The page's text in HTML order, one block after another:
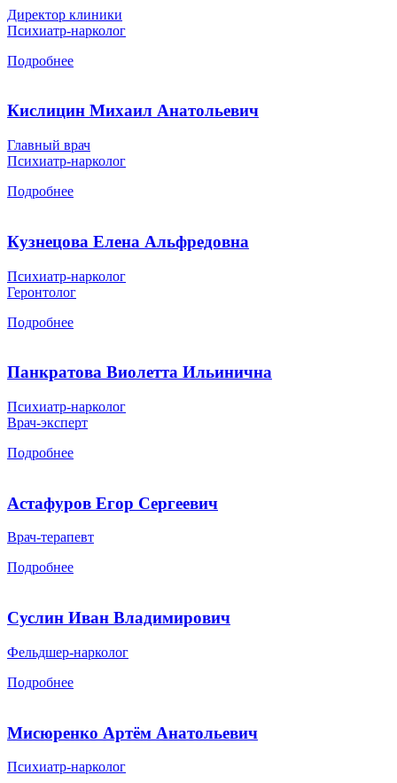
Директор клиники
Психиатр-нарколог
Подробнее
Кислицин Михаил Анатольевич
Главный врач
Психиатр-нарколог
Подробнее
Кузнецова Елена Альфредовна
Психиатр-нарколог
Геронтолог
Подробнее
Панкратова Виолетта Ильинична
Психиатр-нарколог
Врач-эксперт
Подробнее
Астафуров Егор Сергеевич
Врач-терапевт
Подробнее
Суслин Иван Владимирович
Фельдшер-нарколог
Подробнее
Мисюренко Артём Анатольевич
Психиатр-нарколог